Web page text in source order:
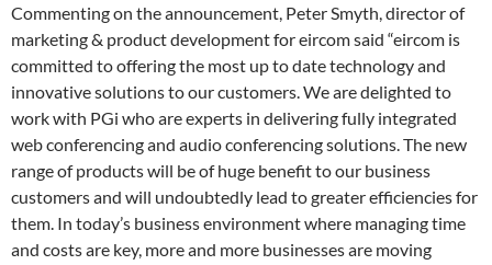
Commenting on the announcement, Peter Smyth, director of
marketing & product development for eircom said “eircom is
committed to offering the most up to date technology and
innovative solutions to our customers. We are delighted to
work with PGi who are experts in delivering fully integrated
web conferencing and audio conferencing solutions. The new
range of products will be of huge benefit to our business
customers and will undoubtedly lead to greater efficiencies for
them. In today’s business environment where managing time
and costs are key, more and more businesses are moving